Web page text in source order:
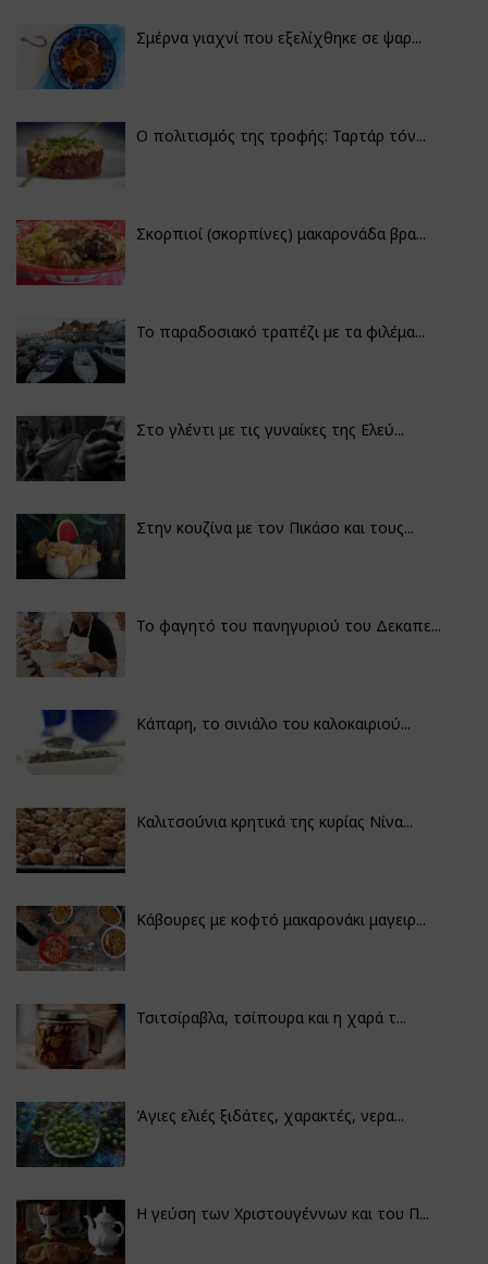
Σμέρνα γιαχνί που εξελίχθηκε σε ψαρ...
Ο πολιτισμός της τροφής: Ταρτάρ τόν...
Σκορπιοί (σκορπίνες) μακαρονάδα βρα...
Το παραδοσιακό τραπέζι με τα φιλέμα...
Στο γλέντι με τις γυναίκες της Ελεύ...
Στην κουζίνα με τον Πικάσο και τους...
Το φαγητό του πανηγυριού του Δεκαπε...
Κάπαρη, το σινιάλο του καλοκαιριού...
Καλιτσούνια κρητικά της κυρίας Νίνα...
Κάβουρες με κοφτό μακαρονάκι μαγειρ...
Τσιτσίραβλα, τσίπουρα και η χαρά τ...
Άγιες ελιές ξιδάτες, χαρακτές, νερα...
Η γεύση των Χριστουγέννων και του Π...